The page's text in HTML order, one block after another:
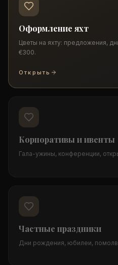
Оформление яхт
Цветы на яхту: предложения,
€300.
Открыть
Корпоративы и ивенты
Гала-ужины, конференции,
Частные праздники
Дни рождения, юбилеи,